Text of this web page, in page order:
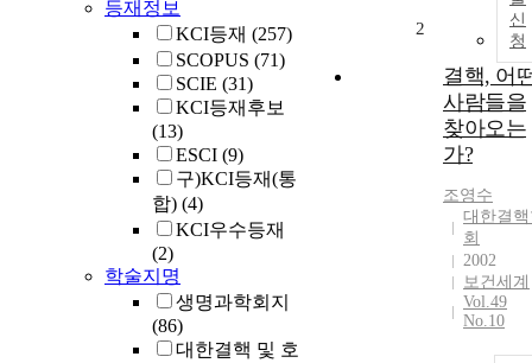
등재정보
KCI등재 (257)
SCOPUS (71)
SCIE (31)
KCI등재후보
(13)
ESCI (9)
구)KCI등재(통
합) (4)
KCI우수등재
(2)
학술지명
생명과학회지
(86)
대한결핵 및 호
신
청
2
결핵, 어
사람들을
찾아오는
가?
조영수
대한결
회
2002
보건세계
Vol.49
No.10